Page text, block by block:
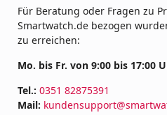
Für Beratung oder Fragen zu
Smartwatch.de bezogen
zu erreichen:
Mo. bis Fr. von 9:00 bis 17:00
Tel.: 0351 82875391
Mail: